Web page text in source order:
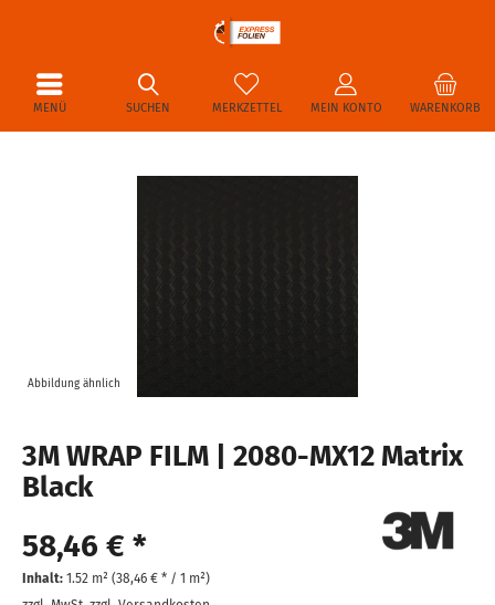
MENÜ WARENKORB
MERKZETTEL MEIN KONTO
SUCHEN
Abbildung ähnlich
3M WRAP FILM | 2080-MX12 Matrix
Black
58,46 € *
Inhalt: 1.52 m² (38,46 € * / 1 m²)